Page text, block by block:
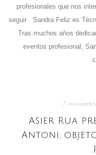
profesionales que nos
seguir Sandra Feliz es
Tras muchos años
eventos profesional,
7
Asier Rua
Antoni,